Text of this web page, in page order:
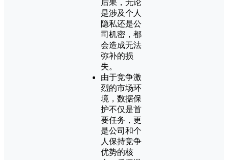
后果，无论
是涉及个人
隐私还是公
司机密，都
会造成无法
弥补的损
失。
由于竞争激
烈的市场环
境，数据保
护不仅是首
要任务，更
是公司和个
人保持竞争
优势的核